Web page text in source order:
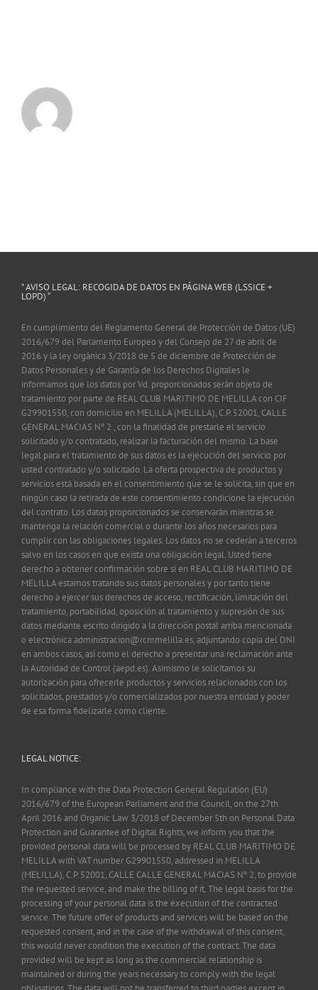
” AVISO LEGAL: RECOGIDA DE DATOS EN PÁGINA WEB (LSSICE +
LOPD) “
En cumplimiento del Reglamento General de Protección de Datos (UE)
2016/679 del Parlamento Europeo y del Consejo de 27 de abril de
2016 y la ley orgánica 3/2018 de 5 de diciembre de Protección de
Datos Personales y de Garantía de los Derechos Digitales le
informamos que los datos por Vd. proporcionados serán objeto de
tratamiento por parte de REAL CLUB MARITIMO DE MELILLA con CIF
G29901550, con domicilio en MELILLA (MELILLA), C.P. 52001, CALLE
GENERAL MACIAS Nº 2 , con la finalidad de prestarle el servicio
solicitado y/o contratado, realizar la facturación del mismo. La base
legal para el tratamiento de sus datos es la ejecución del servicio por
usted contratado y/o solicitado. La oferta prospectiva de productos y
servicios está basada en el consentimiento que se le solicita, sin que en
ningún caso la retirada de este consentimiento condicione la ejecución
del contrato. Los datos proporcionados se conservarán mientras se
mantenga la relación comercial o durante los años necesarios para
cumplir con las obligaciones legales. Los datos no se cederán a terceros
salvo en los casos en que exista una obligación legal. Usted tiene
derecho a obtener confirmación sobre si en REAL CLUB MARITIMO DE
MELILLA estamos tratando sus datos personales y por tanto tiene
derecho a ejercer sus derechos de acceso, rectificación, limitación del
tratamiento, portabilidad, oposición al tratamiento y supresión de sus
datos mediante escrito dirigido a la dirección postal arriba mencionada
o electrónica administracion@rcmmelilla.es, adjuntando copia del DNI
en ambos casos, así como el derecho a presentar una reclamación ante
la Autoridad de Control (aepd.es). Asimismo le solicitamos su
autorización para ofrecerle productos y servicios relacionados con los
solicitados, prestados y/o comercializados por nuestra entidad y poder
de esa forma fidelizarle como cliente.
LEGAL NOTICE:
In compliance with the Data Protection General Regulation (EU)
2016/679 of the European Parliament and the Council, on the 27th
April 2016 and Organic Law 3/2018 of December 5th on Personal Data
Protection and Guarantee of Digital Rights, we inform you that the
provided personal data will be processed by REAL CLUB MARITIMO DE
MELILLA with VAT number G29901550, addressed in MELILLA
(MELILLA), C.P. 52001, CALLE CALLE GENERAL MACIAS Nº 2, to provide
the requested service, and make the billing of it. The legal basis for the
processing of your personal data is the execution of the contracted
service. The future offer of products and services will be based on the
requested consent, and in the case of the withdrawal of this consent,
this would never condition the execution of the contract. The data
provided will be kept as long as the commercial relationship is
maintained or during the years necessary to comply with the legal